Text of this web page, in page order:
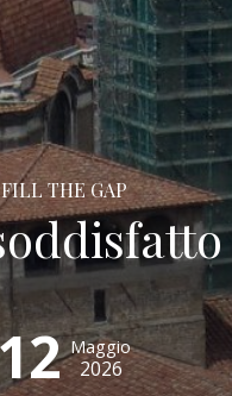
FILL THE GAP
Maggio
2026